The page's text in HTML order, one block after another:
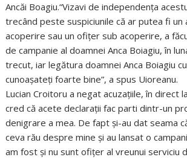
Ancăi Boagiu.“Vizavi de independenţa
trecând peste suspiciunile că ar putea fi un
acoperire sau un ofiţer sub acoperire, a
de campanie al doamnei Anca Boiagiu, în
trecut, iar legătura doamnei Anca Boiagiu
cunoaşateţi foarte bine”, a spus Uioreanu.
Lucian Croitoru a negat acuzaţiile, în direct
cred că acete declaraţii fac parti dintr-un
denigrare a mea. De fapt şi-au dat seama
ceva rău despre mine şi au lansat o
am fost şi nu sunt ofiţer al vreunui serviciu